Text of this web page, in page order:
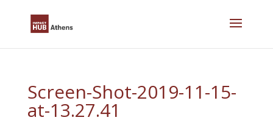
Screen-Shot-2019-11-15-
at-13.27.41